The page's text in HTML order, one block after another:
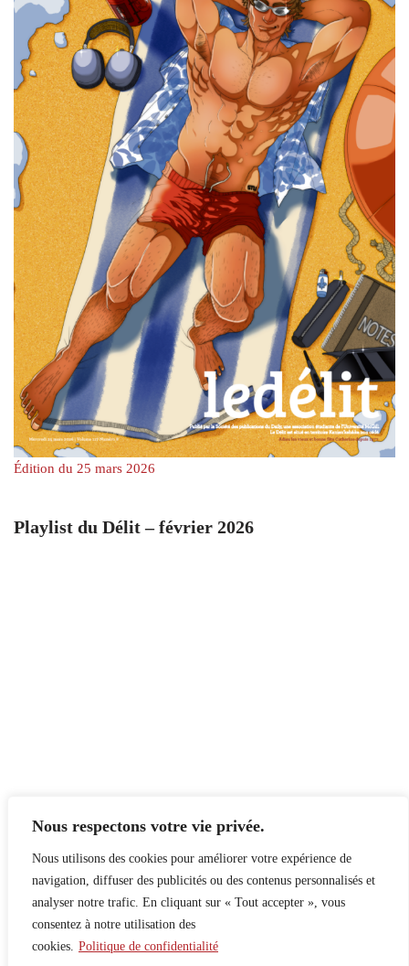
Nous respectons votre vie privée.
Nous utilisons des cookies pour améliorer votre expérience de
navigation, diffuser des publicités ou des contenus personnalisés et
analyser notre trafic. En cliquant sur « Tout accepter », vous
consentez à notre utilisation des
cookies. Politique de confidentialité
Édition du 25 mars 2026
Playlist du Délit – février 2026